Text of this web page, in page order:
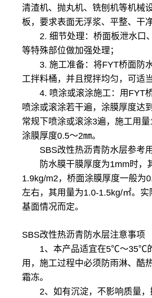
清渣机、抛丸机、铣刨机等机械
板，要求表面无浮浆、平整、干
2. 细节处理：桥面板泄水口
等特殊部位做加强处理；
3. 施工准备：将FYT桥面防
工拌料桶，并且搅拌均匀，可适
4. 喷涂或滚涂施工：用FYT
喷涂或滚涂若干遍，涂膜厚度达
常规下喷涂或滚涂3遍，施工用量
涂膜厚度0.5～2㎜。
SBS改性热沥青防水层参考
防水膜干膜厚度为1mm时，
1.9kg/m2，桥面涂膜厚度一般为
左右，其用量为1.0-1.5kg/㎡。实
基面情况而定。
SBS改性热沥青防水层注意事项
1、本产品适宜在5℃～35℃
用，施工过程中必须防雨淋、酷
霜冻。
2、如有沉淀，不影响质量，